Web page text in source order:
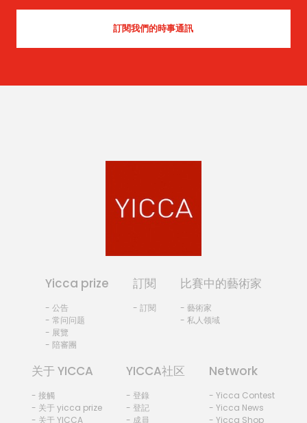
Yicca prize
- 公告
- 常问问题
- 展覽
- 陪審團
訂閱
- 訂閱
比賽中的藝術家
- 藝術家
- 私人领域
关于 YICCA
- 接觸
- 关于 yicca prize
- 关于 YICCA
YICCA社区
- 登錄
- 登記
- 成員
Network
- Yicca Contest
- Yicca News
- Yicca Shop